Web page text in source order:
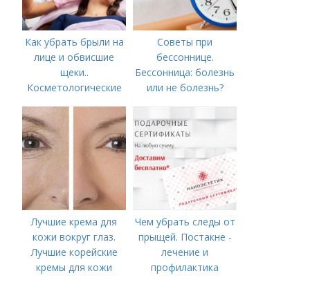
Как убрать брыли на
лице и обвисшие
щеки..
Косметологические
Советы при
бессоннице.
Бессонница: болезнь
или не болезнь?
Лучшие крема для
кожи вокруг глаз.
Лучшие корейские
кремы для кожи
Чем убрать следы от
прыщей. Постакне -
лечение и
профилактика